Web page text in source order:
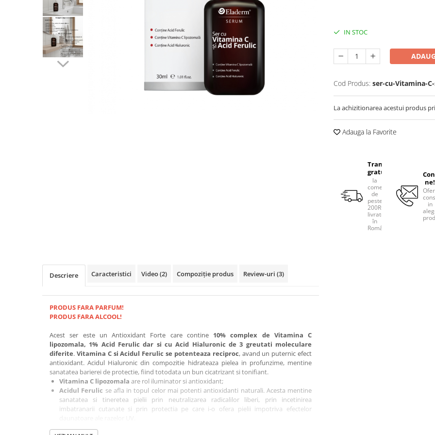
Produse pentru curatare
Creme Emoliente
Creme cu Uree
Produse pentru pete pigmentare
Evidence skincare
IN STOC
Cod Produs: ser-cu-Vitamina-
La achizitionarea acestui produs
Adauga la Favorite
Transport
gratuit
la
comenzile
de
peste
200RON,
livrate
în
România
ne!
in
Descriere Caracteristici Video(2) Compoziție produs Review-uri (3)
PRODUS FARA PARFUM!
PRODUS FARA ALCOOL!
Acest ser este un Antioxidant Forte care contine 10% complex de Vitamina C
lipozomala, 1% Acid Ferulic dar si cu Acid Hialuronic de 3 greutati moleculare
diferite. Vitamina C si Acidul Ferulicse potenteaza reciproc, avand un puternic efect
antioxidant. Acidul Hialuronic din compozitie hidrateaza pielea in profunzime, mentine
sanatatea barierei de protectie, fiind totodata un bun cicatrizant si tonifiant.
Vitamina C lipozomala are rol iluminator si antioxidant;
Acidul Ferulic se afla in topul celor mai potenti antioxidanti naturali. Acesta mentine
sanatatea si tineretea pielii prin neutralizarea radicalilor liberi, prin incetinirea
imbatranarii cutanate si prin protectia pe care i-o ofera pielii impotriva efectelor